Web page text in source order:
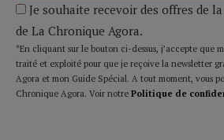
Je souhaite recevoir des offres de
de La Chronique Agora.
*En cliquant sur le bouton ci-dessus, j’accepte que
traité et exploité pour que je reçoive la newsletter
Agora et mon Guide Spécial. A tout moment, vous
Chronique Agora. Voir notre Politique de